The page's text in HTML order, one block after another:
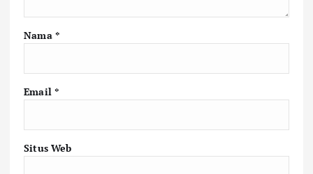
Nama *
Email *
Situs Web